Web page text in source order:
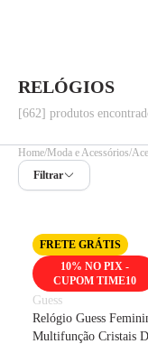
RELÓGIOS
[662] produtos
Home Moda e Acessórios
Filtrar
FRETE GRÁTIS
10% NO PIX -
CUPOM TIME10
Guess
Relógio Guess
Multifunção Cristais